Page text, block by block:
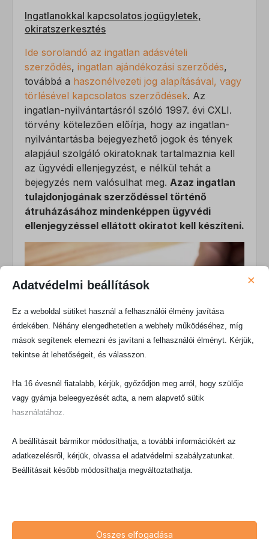
Ingatlanokkal kapcsolatos jogügyletek,
okiratszerkesztés
Ide sorolandó az ingatlan adásvételi
szerződés, ingatlan ajándékozási szerződés,
továbbá a haszonélvezeti jog alapításával, vagy
törlésével kapcsolatos szerződések. Az
ingatlan-nyilvántartásról szóló 1997. évi CXLI.
törvény kötelezően előírja, hogy az ingatlan-
nyilvántartásba bejegyezhető jogok és tények
alapjául szolgáló okiratoknak tartalmaznia kell
az ügyvédi ellenjegyzést, e nélkül tehát a
bejegyzés nem valósulhat meg. Azaz ingatlan
tulajdonjogának szerződéssel történő
átruházásához mindenképpen ügyvédi
ellenjegyzéssel ellátott okiratot kell készíteni.
Gazdasági társaságok létesítő okirata (alapító
okirat)
A Ptk. világosan meghatározza, hogy a létesítő
okiratot (társasági szerződés) közjegyzői
okiratba vagy ügyvéd, illetve valamelyik alapító
Adatvédelmi beállítások ×
Ez a weboldal sütiket használ a felhasználói élmény javítása
érdekében. Néhány elengedhetetlen a webhely működéséhez, míg
mások segítenek elemezni és javítani a felhasználói élményt. Kérjük,
tekintse át lehetőségeit, és válasszon.
Ha 16 évesnél fiatalabb, kérjük, győződjön meg arról, hogy szülője
vagy gyámja beleegyezését adta, a nem alapvető sütik
használatához.
A beállításait bármikor módosíthatja, a további információkért az
adatkezelésről, kérjük, olvassa el adatvédelmi szabályzatunkat.
Beállításait később módosíthatja megváltoztathatja.
Összes elfogadása